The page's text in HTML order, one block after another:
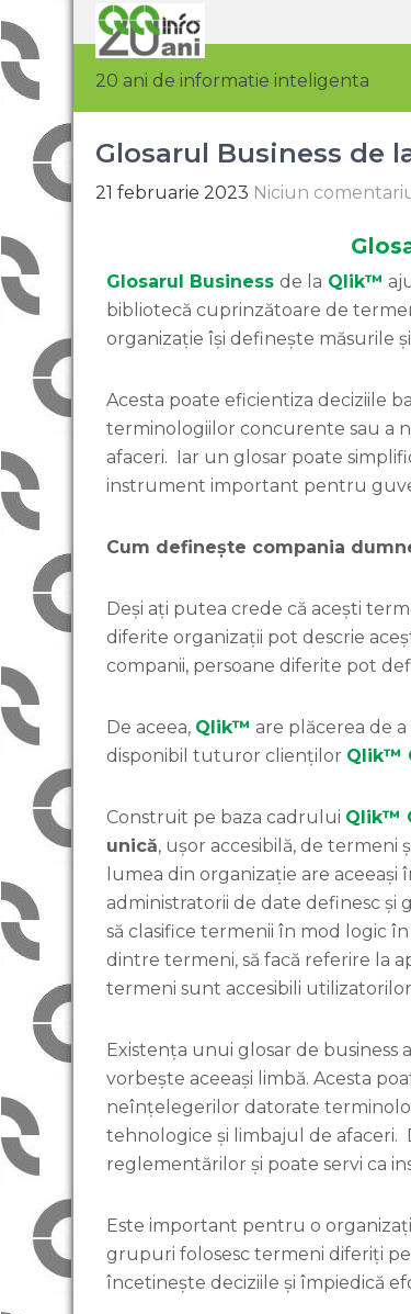
20 ani de informatie inteligenta
Glosarul Business de
21 februarie 2023 Niciun
Glosarul Business de la Qlik™
bibliotecă cuprinzătoare de
organizație își definește măsurile
Acesta poate eficientiza deciziile
terminologiilor concurente sau a
afaceri. Iar un glosar poate
instrument important pentru
Cum definește compania
Deși ați putea crede că acești
diferite organizații pot descrie
companii, persoane diferite pot
De aceea, Qlik™ are plăcerea de
disponibil tuturor clienților Qlik™
Construit pe baza cadrului Qlik™
unică, ușor accesibilă, de termeni
lumea din organizație are
administratorii de date definesc și
să clasifice termenii în mod logic
dintre termeni, să facă referire la
termeni sunt accesibili
Existența unui glosar de
vorbește aceeași limbă. Acesta
neînțelegerilor datorate
tehnologice și limbajul de afaceri.
reglementărilor și poate servi ca
Este important pentru o
grupuri folosesc termeni diferiți
încetinește deciziile și împiedică